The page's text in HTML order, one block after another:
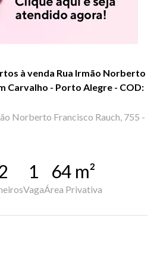
à venda Rua Irmão Norberto
Carvalho - Porto Alegre - COD:
Norberto Francisco Rauch, 755 -
1
Vaga
64 m²
Área Privativa